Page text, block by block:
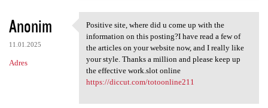
Anonim
11.01.2025
Adres
Positive site, where did u
Positive site, where did u come up with the
information on this posting?I have read a few of
the articles on your website now, and I really like
your style. Thanks a million and please keep up
the effective work.slot online
https://diccut.com/totoonline211